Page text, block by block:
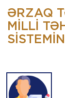
ƏRZAQ
MILLI